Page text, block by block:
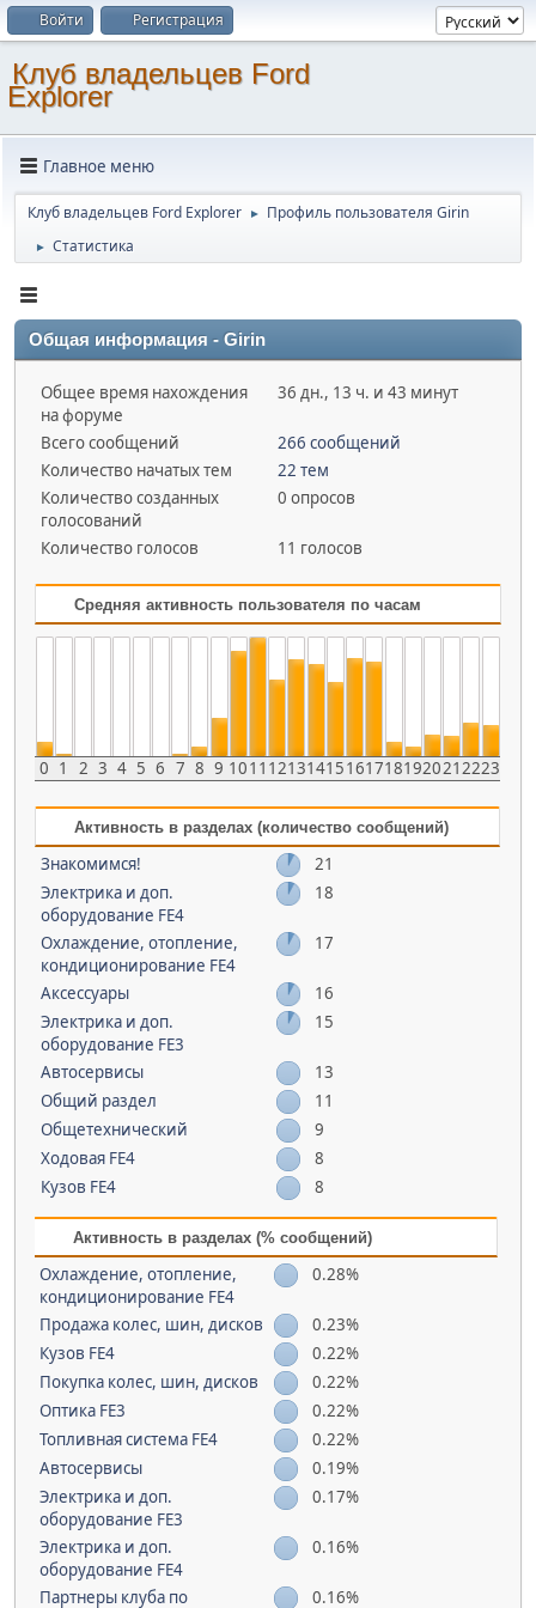
Войти Регистрация
Клуб владельцев Ford
Explorer
Главное меню
Клуб владельцев Ford Explorer ► Профиль пользователя Girin
► Статистика
Общая информация - Girin
Общее время нахождения
на форуме
36 дн., 13 ч. и 43 минут
Всего сообщений
266 сообщений
Количество начатых тем
22 тем
Количество созданных
голосований
0 опросов
Количество голосов 11 голосов
Средняя активность пользователя по часам
0 1 2 3 4 5 6 7 8 9 1011 121314151617181920212223
Активность в разделах (количество сообщений)
Знакомимся!
21
Электрика и доп.
оборудование FE4
18
Охлаждение, отопление,
кондиционирование FE4
17
Аксессуары
16
Электрика и доп.
оборудование FE3
15
Автосервисы
13
Общий раздел
11
Общетехнический
9
Ходовая FE4
8
Кузов FE4
8
Активность в разделах (% сообщений)
Охлаждение, отопление,
кондиционирование FE4
0.28%
Продажа колес, шин, дисков
0.23%
Кузов FE4
0.22%
Покупка колес, шин, дисков
0.22%
Оптика FE3
0.22%
Топливная система FE4
0.22%
Автосервисы
0.19%
Электрика и доп.
оборудование FE3
0.17%
Электрика и доп.
оборудование FE4
0.16%
Партнеры клуба по 0.16%